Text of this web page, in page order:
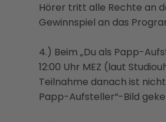
Hörer tritt alle Rechte an
Gewinnspiel an das
4.) Beim „Du als Papp-
12:00 Uhr MEZ (laut
Teilnahme danach ist
Papp-Aufsteller“-Bild